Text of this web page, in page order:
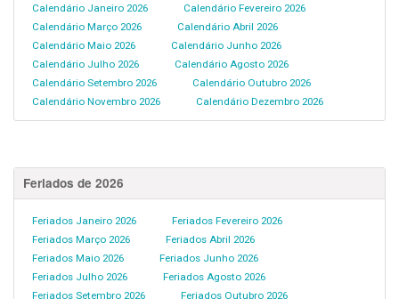
Calendário Janeiro 2026
Calendário Fevereiro 2026
Calendário Março 2026
Calendário Abril 2026
Calendário Maio 2026
Calendário Junho 2026
Calendário Julho 2026
Calendário Agosto 2026
Calendário Setembro 2026
Calendário Outubro 2026
Calendário Novembro 2026
Calendário Dezembro 2026
Feriados de 2026
Feriados Janeiro 2026
Feriados Fevereiro 2026
Feriados Março 2026
Feriados Abril 2026
Feriados Maio 2026
Feriados Junho 2026
Feriados Julho 2026
Feriados Agosto 2026
Feriados Setembro 2026
Feriados Outubro 2026